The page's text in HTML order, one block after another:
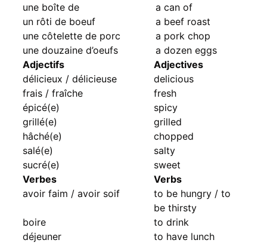
une boîte de
a can of
un rôti de boeuf
a beef roast
une côtelette de porc
a pork chop
une douzaine d’oeufs
a dozen eggs
Adjectifs
Adjectives
délicieux / délicieuse
delicious
frais / fraîche
fresh
épicé(e)
spicy
grillé(e)
grilled
hâché(e)
chopped
salé(e)
salty
sucré(e)
sweet
Verbes
Verbs
avoir faim / avoir soif
to be hungry / to
be thirsty
boire
to drink
déjeuner
to have lunch